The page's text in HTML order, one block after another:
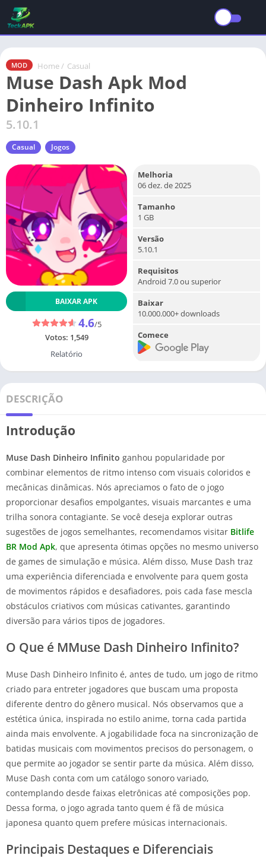
MOD Home / Casual
Muse Dash Apk Mod
Dinheiro Infinito
5.10.1
Casual Jogos
BAIXAR APK
4.6/5
Votos: 1,549
Relatório
Melhoria
06 dez. de 2025
Tamanho
1 GB
Versão
5.10.1
Requisitos
Android 7.0 ou superior
Baixar
10.000.000+ downloads
Comece
DESCRIÇÃO
Introdução
Muse Dash Dinheiro Infinito ganhou popularidade por
combinar elementos de ritmo intenso com visuais coloridos e
mecânicas dinâmicas. Nós apreciamos o fato de o jogo
proporcionar desafios empolgantes, visuais marcantes e uma
trilha sonora contagiante. Se você deseja explorar outras
sugestões de jogos semelhantes, recomendamos visitar Bitlife
BR Mod Apk, que apresenta ótimas opções no mesmo universo
de games de simulação e música. Além disso, Muse Dash traz
uma experiência diferenciada e envolvente para quem gosta
de movimentos rápidos e desafiadores, pois cada fase mescla
obstáculos criativos com músicas cativantes, garantindo
diversão para vários tipos de jogadores.
O Que é MMuse Dash Dinheiro Infinito?
Muse Dash Dinheiro Infinito é, antes de tudo, um jogo de ritmo
criado para entreter jogadores que buscam uma proposta
diferente dentro do gênero musical. Nós observamos que a
estética única, inspirada no estilo anime, torna cada partida
ainda mais envolvente. A jogabilidade foca na sincronização de
batidas musicais com movimentos precisos do personagem, o
que permite ao jogador se sentir parte da música. Além disso,
Muse Dash conta com um catálogo sonoro variado,
contemplando desde faixas eletrônicas até composições pop.
Dessa forma, o jogo agrada tanto quem é fã de música
japonesa quanto quem prefere músicas internacionais.
Principais Destaques e Diferenciais